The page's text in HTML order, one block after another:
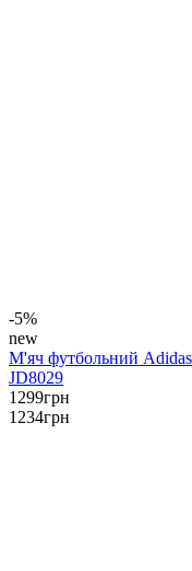
-5%
new
М'яч футбольний
JD8029
1299грн
1234грн